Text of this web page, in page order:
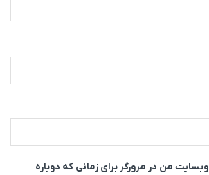
من در مرورگر برای زمانی که دوباره